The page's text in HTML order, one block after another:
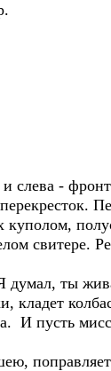
слева -
куполом,
свитере.
ты
кладет
И пусть